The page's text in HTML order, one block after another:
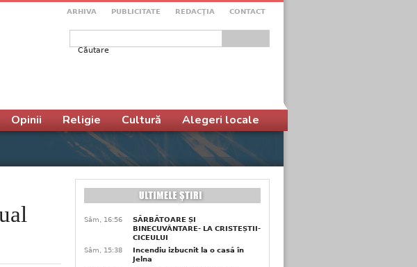
ARHIVA PUBLICITATE REDACŢIA CONTACT
Formular de căutare
Opinii Religie Cultură Alegeri locale
Sâm, 16:56
SĂRBĂTOARE ȘI
BINECUVÂNTARE- LA CRISTEȘTII-
CICEULUI
Sâm, 15:38
Incendiu izbucnit la o casă în
Jelna